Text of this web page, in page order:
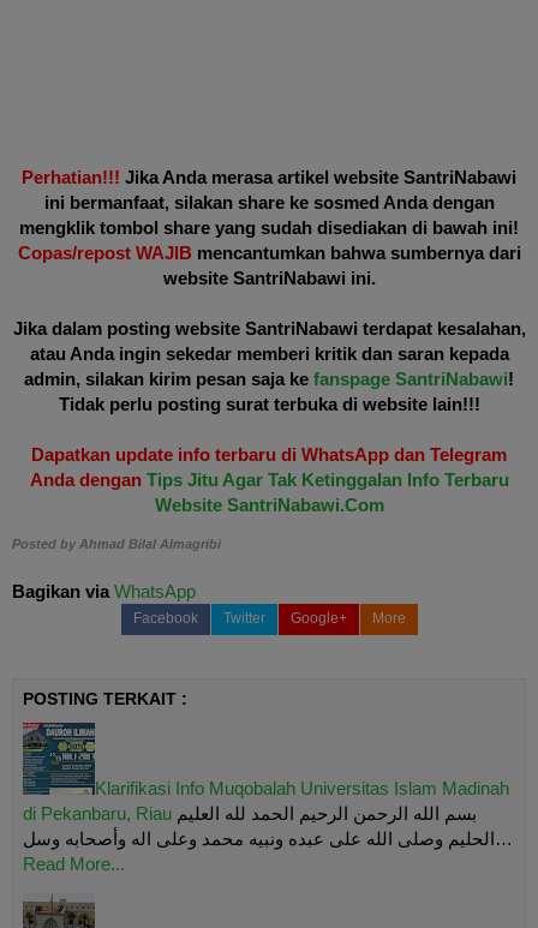
Perhatian!!! Jika Anda merasa artikel website SantriNabawi
ini bermanfaat, silakan share ke sosmed Anda dengan
mengklik tombol share yang sudah disediakan di bawah ini!
Copas/repost WAJIB mencantumkan bahwa sumbernya dari
website SantriNabawi ini.
Jika dalam posting website SantriNabawi terdapat kesalahan,
atau Anda ingin sekedar memberi kritik dan saran kepada
admin, silakan kirim pesan saja ke fanspage SantriNabawi!
Tidak perlu posting surat terbuka di website lain!!!
Dapatkan update info terbaru di WhatsApp dan Telegram
Anda dengan Tips Jitu Agar Tak Ketinggalan Info Terbaru
Website SantriNabawi.Com
Posted by Ahmad Bilal Almagribi
Bagikan via WhatsApp
Facebook Twitter Google+ More
POSTING TERKAIT :
Klarifikasi Info Muqobalah Universitas Islam Madinah
di Pekanbaru, Riau
الحليم وصلى الله على عبده ونبيه محمد وعلى اله وأصحابه وسل…
Read More...